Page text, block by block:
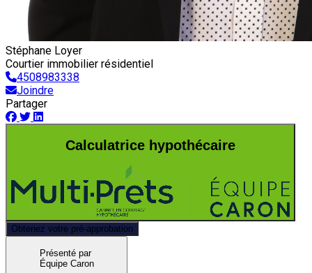
Stéphane Loyer
Courtier immobilier résidentiel
4508983338
Joindre
Partager
Calculatrice hypothécaire
Obtenez votre pré-approbation
Présenté par
Équipe Caron